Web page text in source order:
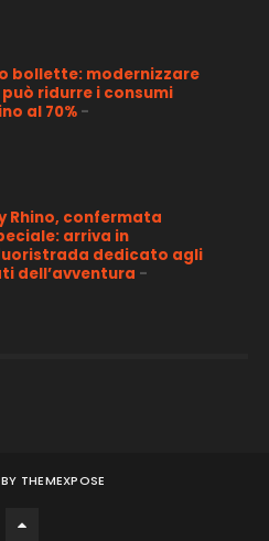
bollette: modernizzare
può ridurre i consumi
al 70% -
Rhino, confermata
arriva in
dedicato agli
dell’avventura -
THEMEXPOSE